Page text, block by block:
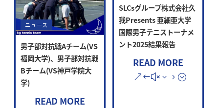
ニュース
男子部対抗戦Aチーム(VS
福岡大学)、男子部対抗戦
Bチーム(VS神戸学院大
学)
READ MORE
SLCsグループ株式会社久
我Presents 亜細亜大学
国際男子テニストーナメ
ント2025結果報告
READ MORE